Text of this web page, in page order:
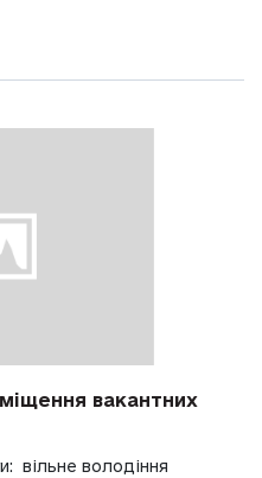
вакантних
вільне володіння